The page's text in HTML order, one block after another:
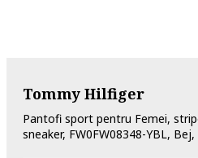
Tommy Hilfiger
Pantofi sport pentru Femei,
sneaker, FW0FW08348-YBL,